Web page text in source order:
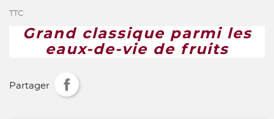
TTC
Grand classique parmi les
eaux-de-vie de fruits
Partager